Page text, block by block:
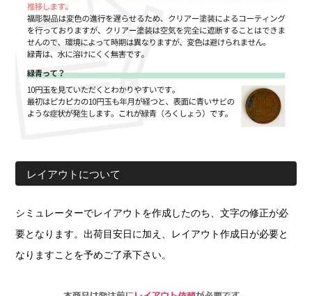
レイアウトについて
シミュレーターでレイアウトを作成したのち、文字の修正が必
要となります。出荷目安日に加え、レイアウト作成日が必要と
なりますことを予めご了承下さい。